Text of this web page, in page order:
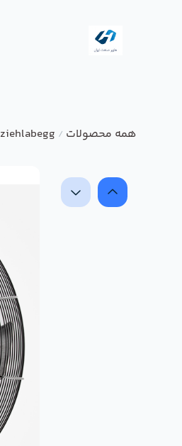
همه محصولات /
ziehlabegg